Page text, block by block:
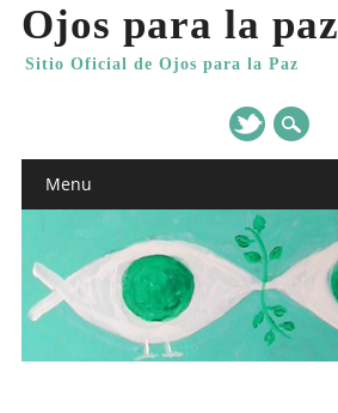
Ojos para la paz
Sitio Oficial de Ojos para la Paz
Main menu
Menu